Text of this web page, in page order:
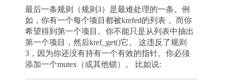
最后一条规则（规则3）是最难处理的一条。例
如，你有一个每个项目都被krefed的列表， 而你
希望得到第一个项目。你不能只是从列表中抽出
第一个项目，然后kref_get()它。 这违反了规则
3，因为你还没有持有一个有效的指针。你必须
添加一个mutex（或其他锁）。 比如说: